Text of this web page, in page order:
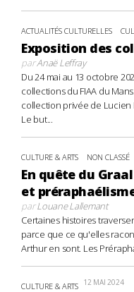
ACTUALITÉS CULTURELLES
Exposition des
parAnaë Leffray
Du 24 mai au 13 octobre
collections du FIAA du
collection privée de Lucien
Le but...
CULTURE & ARTS NON CLASSÉ
En quête du
et
parLouane Lallemant
Certaines histoires
parce que ce qu'elles
Arthur en sont. Les
CULTURE & ARTS 12 MAI 2024